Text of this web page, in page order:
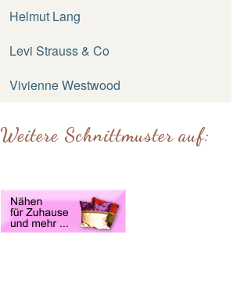
Helmut Lang
Levi Strauss & Co
Vivienne Westwood
Weitere Schnittmuster auf: